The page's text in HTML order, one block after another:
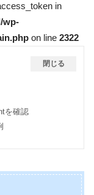
in
wp-
on line 2322
閉じる
を確認